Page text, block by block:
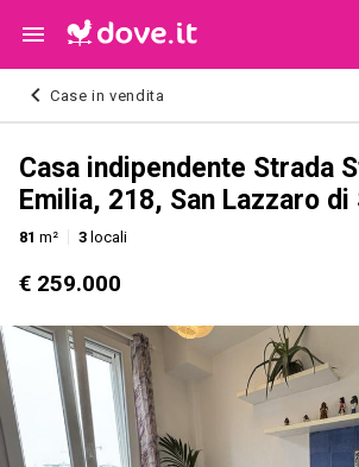
Case in vendita
Casa indipendente Strada
Emilia, 218, San Lazzaro di
81 m² 3 locali
€ 259.000